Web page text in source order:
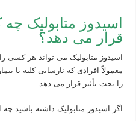
اسیدوز متابولیک
قرار می دهد؟
اسیدوز متابولیک می تواند هر کسی
معمولاً افرادی که نارسایی کلیه یا
را تحت تأثیر قرار می دهد.
اگر اسیدوز متابولیک داشته باشید